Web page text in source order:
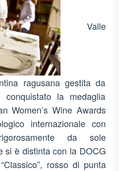
Valle
ragusana gestita da
la medaglia
Women’s Wine Awards
internazionale con
da sole
si è distinta con la DOCG
rosso di punta